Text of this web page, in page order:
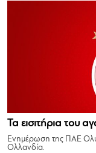
Τα εισιτήρια του
Ενημέρωση της ΠΑΕ
Ολλανδία.